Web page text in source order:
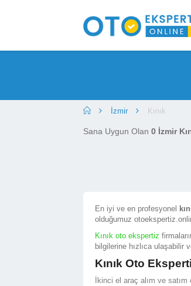
İzmir Kınık
Sana Uygun Olan 0 İzmir
En iyi ve en profesyonel
olduğumuz
Kınık oto ekspertiz
bilgilerine hızlıca ulaşabilir
Kınık Oto
İkinci el araç alım ve